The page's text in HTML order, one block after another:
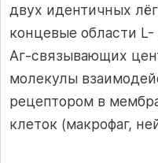
двух идентичных
концевые области
Аг-связывающих
молекулы
рецептором в
клеток (макрофаг,